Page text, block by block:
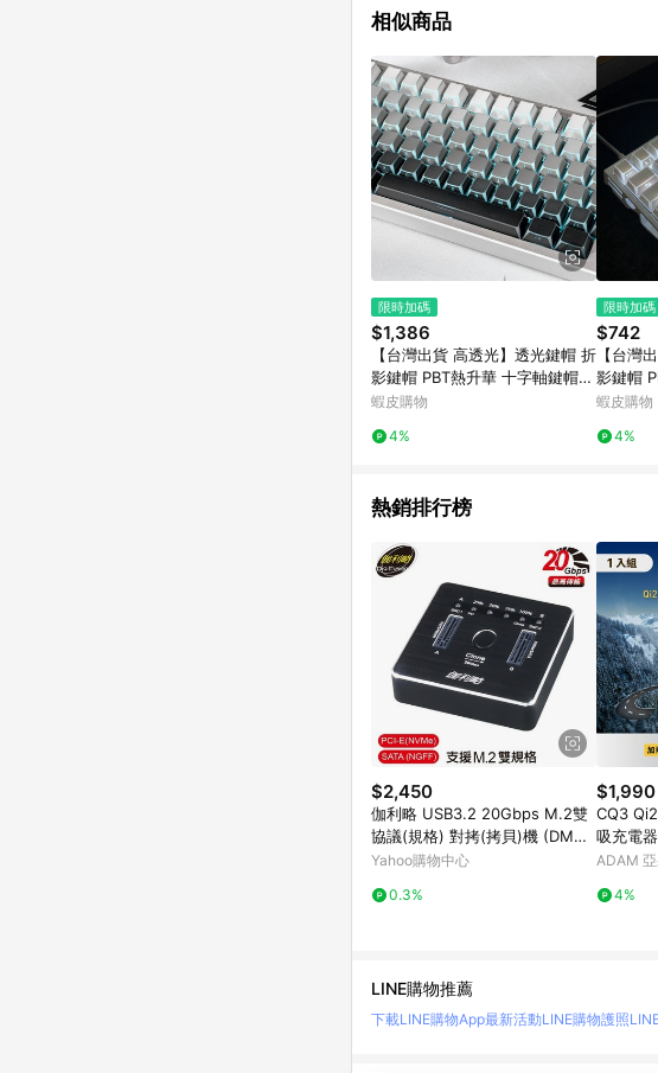
相似商品
限時加碼
$1,386
【台灣出貨 高透光】透光鍵帽 折
影鍵帽 PBT熱升華 十字軸鍵帽
測刻 正刻 機械鍵帽 僅鍵帽 非鍵
蝦皮購物
4%
限時加碼
$742
【台灣
影鍵帽
測刻 正
蝦皮購物
4%
熱銷排行榜
$2,450
伽利略 USB3.2 20Gbps M.2雙
協議(規格) 對拷(拷貝)機 (DMC3
22D)
Yahoo購物中心
0.3%
$1,990
CQ3
吸充電器
ADAM
4%
LINE購物推薦
下載LINE購物App最新活動LINE購物護照